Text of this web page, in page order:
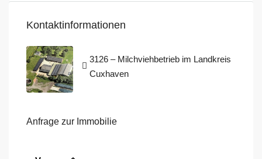
Kontaktinformationen
3126 – Milchviehbetrieb im Landkreis
Cuxhaven
Anfrage zur Immobilie